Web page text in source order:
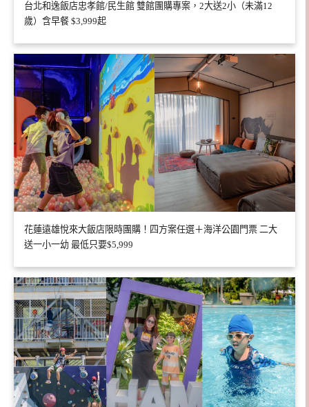
台北和逸飯店忠孝館/民生館 雙館團購專案，2大送2小（未滿12
歲）含早餐 $3,999起
花蓮遠雄悅來大飯店限時團購！四方案任選＋海洋公園門票 二大
送一小一幼 最低只要$5,999